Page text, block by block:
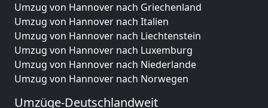
Umzug von Hannover nach Griechenland
Umzug von Hannover nach Italien
Umzug von Hannover nach Liechtenstein
Umzug von Hannover nach Luxemburg
Umzug von Hannover nach Niederlande
Umzug von Hannover nach Norwegen
Umzüge-Deutschlandweit